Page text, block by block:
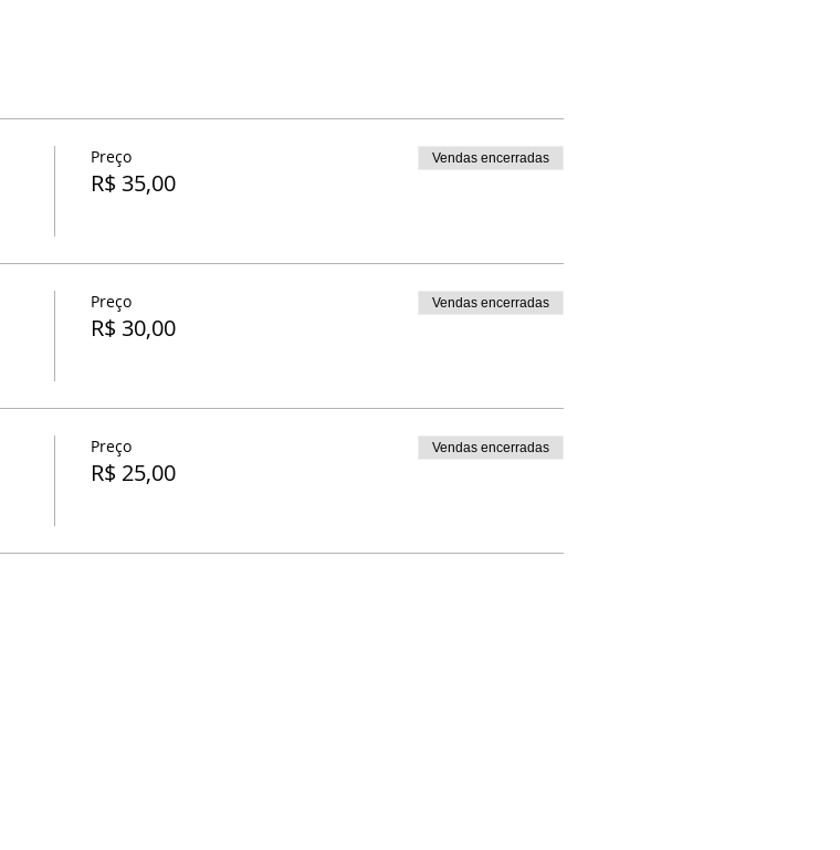
Preço
R$ 35,00
Vendas encerradas
Preço
R$ 30,00
Vendas encerradas
Preço
R$ 25,00
Vendas encerradas